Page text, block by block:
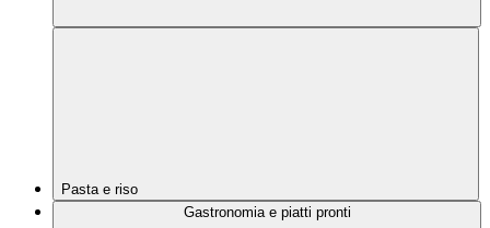
Pasta e riso
Gastronomia e piatti pronti